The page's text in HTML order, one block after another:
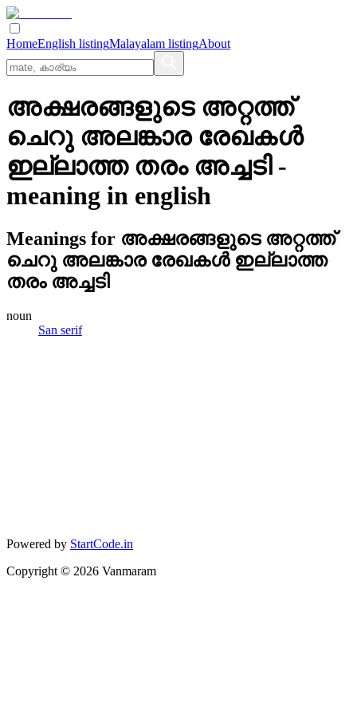
HomeEnglish listingMalayalam listingAbout
അക്ഷരങ്ങളുടെ അറ്റത്ത്‌
ചെറു അലങ്കാര രേഖകള്‍
ഇല്ലാത്ത തരം അച്ചടി-
meaning in english
Meanings for അക്ഷരങ്ങളുടെ അറ്റത്ത്‌
ചെറു അലങ്കാര രേഖകള്‍ ഇല്ലാത്ത
തരം അച്ചടി
noun
San serif
Powered by StartCode.in
Copyright © 2026 Vanmaram